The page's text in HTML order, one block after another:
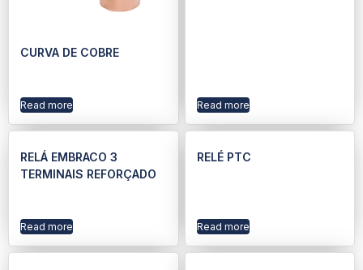
CURVA DE COBRE
Read more Read more
RELÁ EMBRACO 3
TERMINAIS REFORÇADO
Read more
RELÉ PTC
Read more